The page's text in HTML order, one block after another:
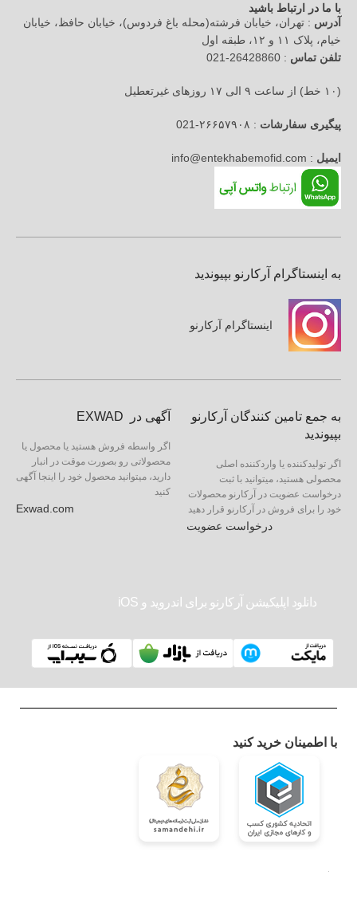
با ما در ارتباط باشید
آدرس : تهران، خیابان فرشته(محله باغ فردوس)، خیابان حافظ، خیابان
خیام، پلاک ۱۱ و ۱۲، طبقه اول
تلفن تماس : 26428860-021
(۱۰ خط) از ساعت ۹ الی ۱۷ روزهای غیرتعطیل
پیگیری سفارشات : ۲۶۶۵۷۹۰۸-021
ایمیل : info@entekhabemofid.com
به اینستاگرام آرکارنو بپیوندید
اینستاگرام آرکارنو
به جمع تامین کنندگان آرکارنو
بپیوندید
اگر تولیدکننده یا واردکننده اصلی
محصولی هستید، میتوانید با ثبت
درخواست عضویت در آرکارنو محصولات
خود را برای فروش در آرکارنو قرار دهید
درخواست عضویت
آگهی در EXWAD
اگر واسطه فروش هستید یا محصول یا
محصولاتی رو بصورت موقت در انبار
دارید، میتوانید محصول خود را اینجا آگهی
کنید
Exwad.com
دانلود اپلیکیشن آرکارنو برای اندروید و iOS
با اطمینان خرید کنید